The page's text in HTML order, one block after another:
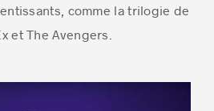
comme la trilogie de
et The Avengers.